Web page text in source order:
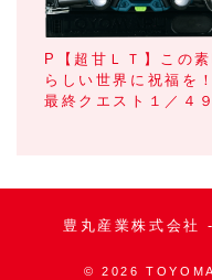
P【超甘ＬＴ】この
らしい世界に祝福を！
最終クエスト１／４９
豊丸産業株式会
©2026